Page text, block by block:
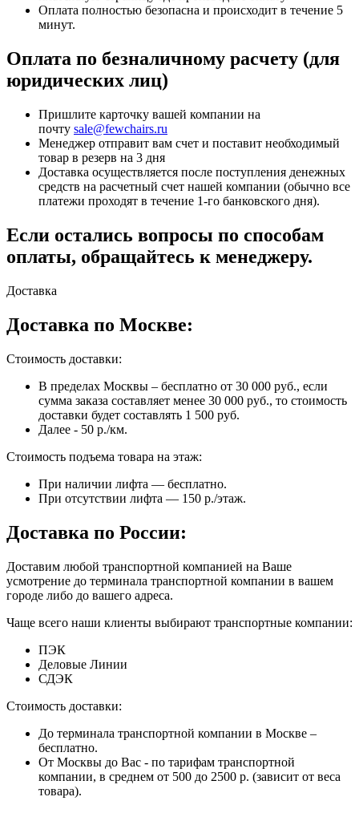
Оплата полностью безопасна и происходит в течение 5
минут.
Оплата по безналичному расчету (для
юридических лиц)
Пришлите карточку вашей компании на
почту sale@fewchairs.ru
Менеджер отправит вам счет и поставит необходимый
товар в резерв на 3 дня
Доставка осуществляется после поступления денежных
средств на расчетный счет нашей компании (обычно все
платежи проходят в течение 1-го банковского дня).
Если остались вопросы по способам
оплаты, обращайтесь к менеджеру.
Доставка
Доставка по Москве:
Стоимость доставки:
В пределах Москвы – бесплатно от 30 000 руб., если
сумма заказа составляет менее 30 000 руб., то стоимость
доставки будет составлять 1 500 руб.
Далее - 50 р./км.
Стоимость подъема товара на этаж:
При наличии лифта — бесплатно.
При отсутствии лифта — 150 р./этаж.
Доставка по России:
Доставим любой транспортной компанией на Ваше
усмотрение до терминала транспортной компании в вашем
городе либо до вашего адреса.
Чаще всего наши клиенты выбирают транспортные компании:
ПЭК
Деловые Линии
СДЭК
Стоимость доставки:
До терминала транспортной компании в Москве –
бесплатно.
От Москвы до Вас - по тарифам транспортной
компании, в среднем от 500 до 2500 р. (зависит от веса
товара).